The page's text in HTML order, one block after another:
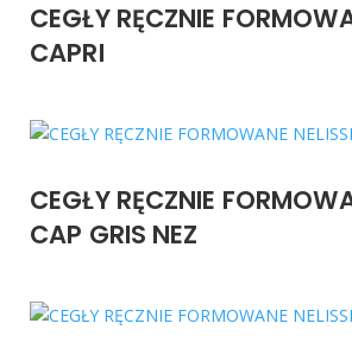
CEGŁY RĘCZNIE
CAPRI
CEGŁY RĘCZNIE
CAP GRIS NEZ